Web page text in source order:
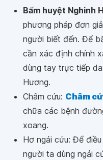
Bấm huyệt Nghinh
phương pháp đơn
người biết đến. Để
cần xác định chính
dùng tay trực tiếp
Hương.
Châm cứu: Châm
chữa các bệnh
xoang.
Hơ ngải cứu: Để
người ta dùng ngải